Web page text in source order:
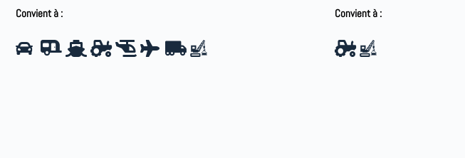
Convient à : Convient à :